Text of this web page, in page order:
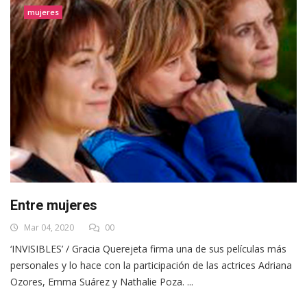
mujeres
Entre mujeres
Mar 04, 2020 00
‘INVISIBLES’ / Gracia Querejeta firma una de sus películas más
personales y lo hace con la participación de las actrices Adriana
Ozores, Emma Suárez y Nathalie Poza. ...